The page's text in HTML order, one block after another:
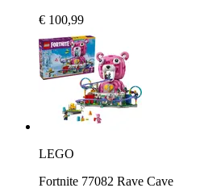
€ 100,99
LEGO
Fortnite 77082 Rave Cave